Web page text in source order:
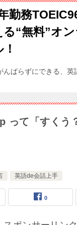
勤務
“無料”オ
んばらずにできる、英
って「すくう
英語de会話上手
0